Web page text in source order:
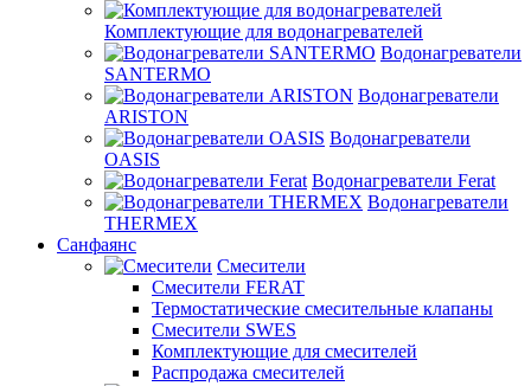
Комплектующие для водонагревателей
Водонагреватели
SANTERMO
Водонагреватели
ARISTON
Водонагреватели
OASIS
Водонагреватели Ferat
Водонагреватели
THERMEX
Санфаянс
Смесители
Смесители FERAT
Термостатические смесительные клапаны
Смесители SWES
Комплектующие для смесителей
Распродажа смесителей